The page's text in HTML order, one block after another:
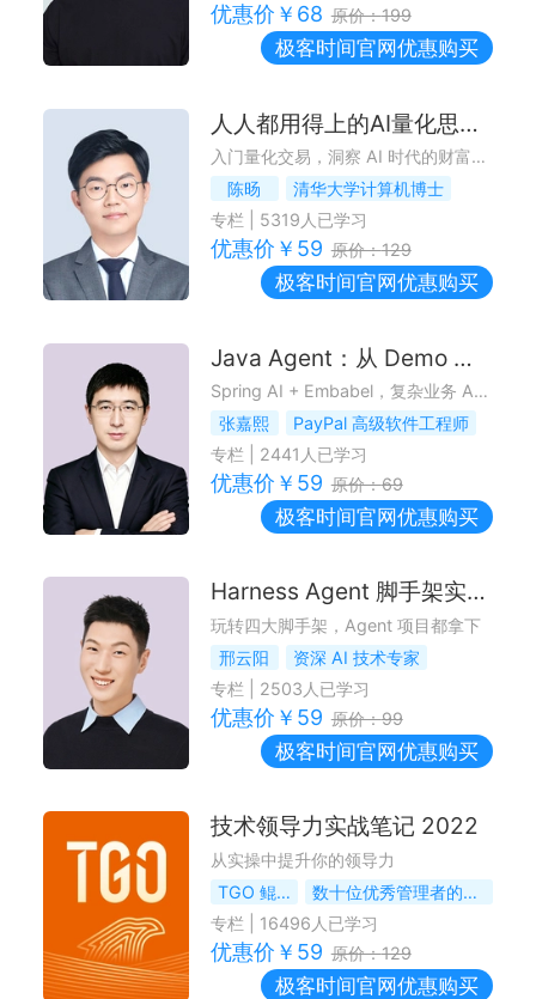
优惠价￥ 68 原价：199
极客时间官网优惠购买
人人都用得上的AI量化思维课
入门量化交易，洞察 AI 时代的财富逻辑
陈旸
清华大学计算机博士
专栏
5319 人已学习
优惠价￥ 59 原价：129
极客时间官网优惠购买
Java Agent：从 Demo 到生产级实践
Spring AI + Embabel，复杂业务 Agent 稳上线的落地路径
张嘉熙
PayPal 高级软件工程师
专栏
2441 人已学习
优惠价￥ 59 原价：69
极客时间官网优惠购买
Harness Agent 脚手架实战课
玩转四大脚手架，Agent 项目都拿下
邢云阳
资深 AI 技术专家
专栏
2503 人已学习
优惠价￥ 59 原价：99
极客时间官网优惠购买
技术领导力实战笔记 2022
从实操中提升你的领导力
TGO 鲲鹏会
数十位优秀管理者的真知灼见
专栏
16496 人已学习
优惠价￥ 59 原价：129
极客时间官网优惠购买